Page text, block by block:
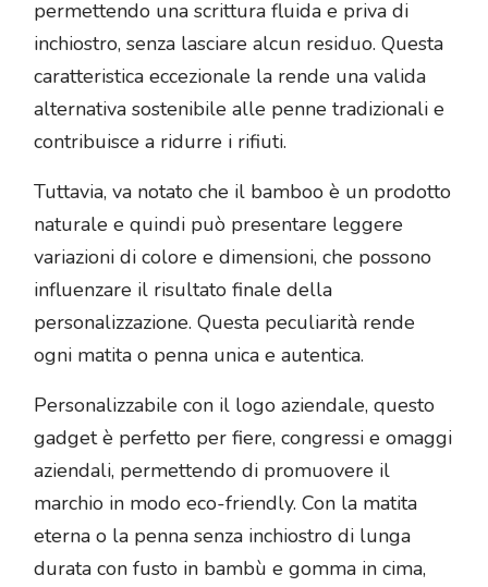
permettendo una scrittura fluida e priva di
inchiostro, senza lasciare alcun residuo. Questa
caratteristica eccezionale la rende una valida
alternativa sostenibile alle penne tradizionali e
contribuisce a ridurre i rifiuti.
Tuttavia, va notato che il bamboo è un prodotto
naturale e quindi può presentare leggere
variazioni di colore e dimensioni, che possono
influenzare il risultato finale della
personalizzazione. Questa peculiarità rende
ogni matita o penna unica e autentica.
Personalizzabile con il logo aziendale, questo
gadget è perfetto per fiere, congressi e omaggi
aziendali, permettendo di promuovere il
marchio in modo eco-friendly. Con la matita
eterna o la penna senza inchiostro di lunga
durata con fusto in bambù e gomma in cima,